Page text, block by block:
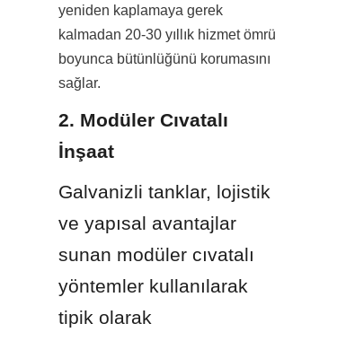
yeniden kaplamaya gerek
kalmadan 20-30 yıllık hizmet ömrü
boyunca bütünlüğünü korumasını
sağlar.
2. Modüler Cıvatalı
İnşaat
Galvanizli tanklar, lojistik
ve yapısal avantajlar
sunan modüler cıvatalı
yöntemler kullanılarak
tipik olarak